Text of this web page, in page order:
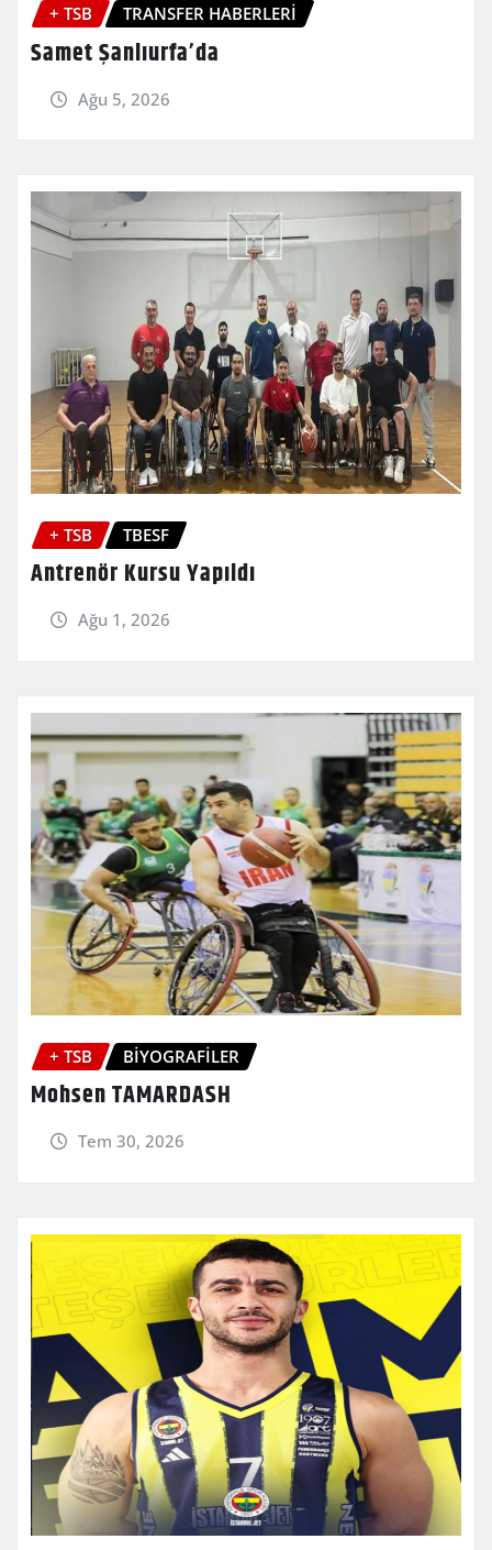
+ TSB TRANSFER HABERLERİ
Samet Şanlıurfa’da
Ağu 5, 2026
+ TSB TBESF
Antrenör Kursu Yapıldı
Ağu 1, 2026
+ TSB BİYOGRAFİLER
Mohsen TAMARDASH
Tem 30, 2026